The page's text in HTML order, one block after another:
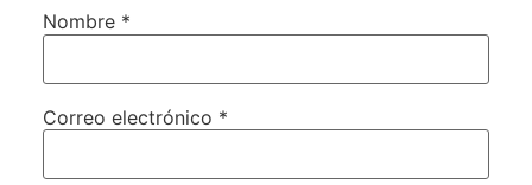
Nombre *
Correo electrónico *